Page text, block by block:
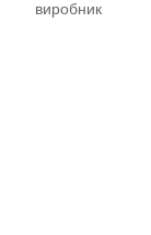
виробник